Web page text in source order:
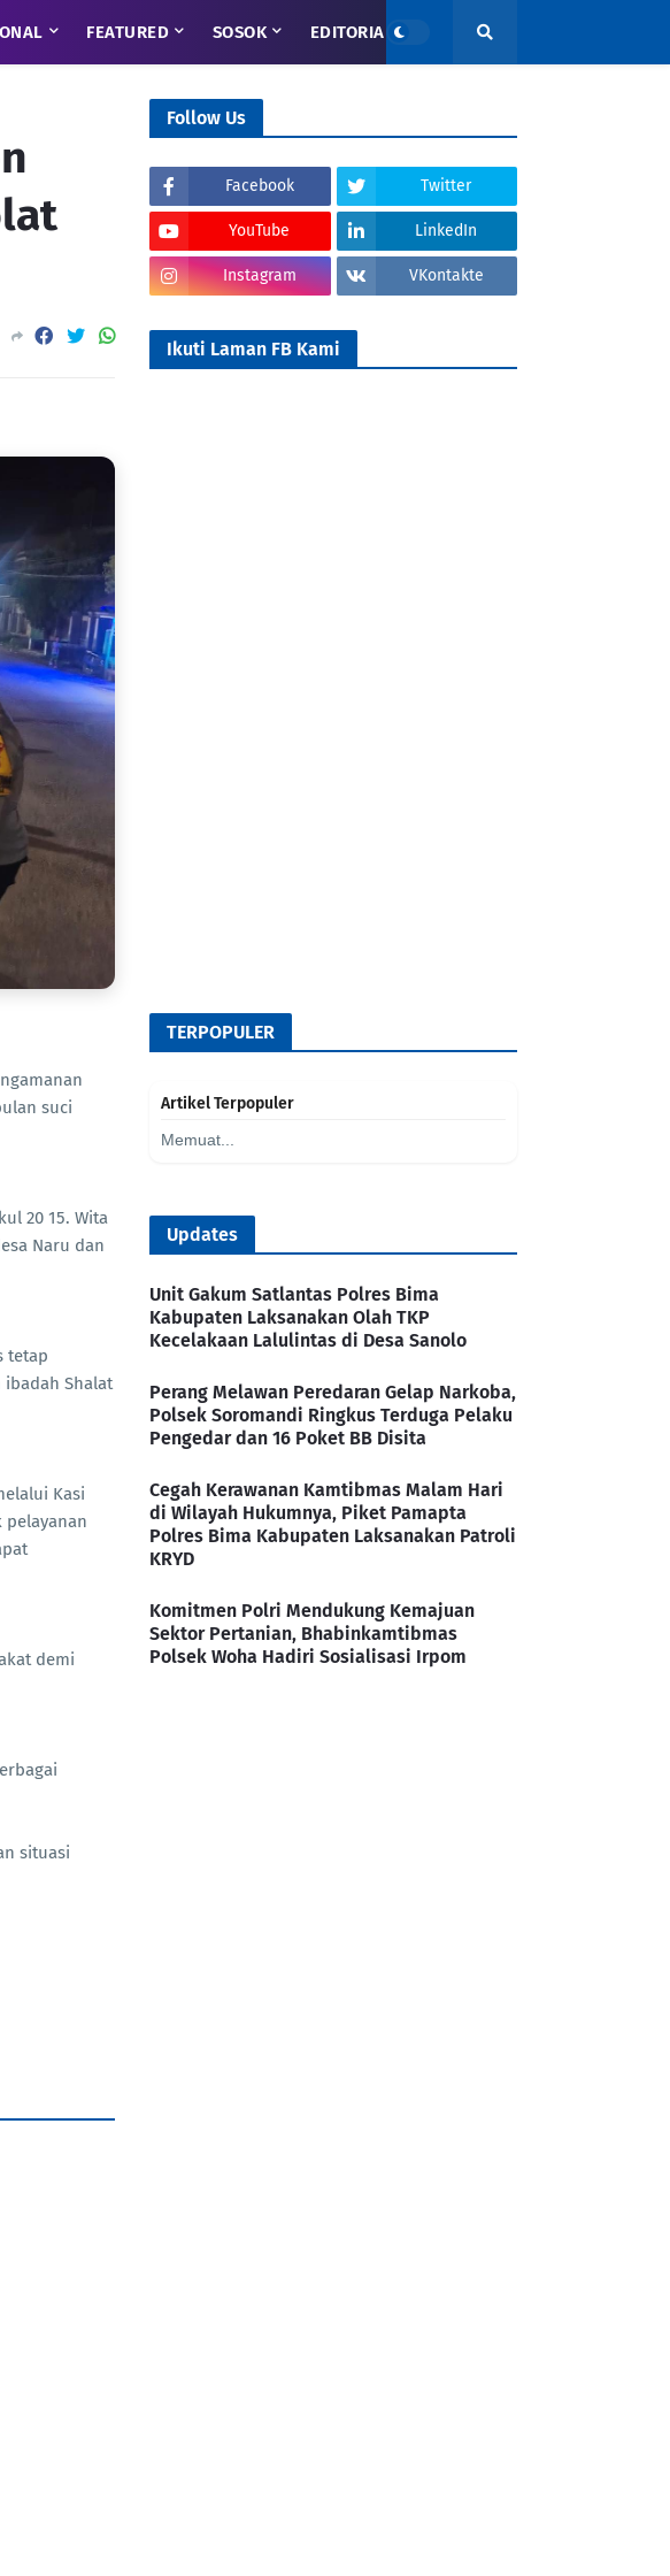
FEATURED SOSOK EDITORIAL
suci
20 15. Wita
Naru dan
tetap
ibadah Shalat
Kasi
pelayanan
demi
situasi
Follow Us
Facebook Twitter
YouTube LinkedIn
Instagram VKontakte
Ikuti Laman FB Kami
TERPOPULER
Artikel Terpopuler
Memuat...
Updates
Unit Gakum Satlantas Polres Bima
Kabupaten Laksanakan Olah TKP
Kecelakaan Lalulintas di Desa Sanolo
Perang Melawan Peredaran Gelap Narkoba,
Polsek Soromandi Ringkus Terduga Pelaku
Pengedar dan 16 Poket BB Disita
Cegah Kerawanan Kamtibmas Malam Hari
di Wilayah Hukumnya, Piket Pamapta
Polres Bima Kabupaten Laksanakan Patroli
KRYD
Komitmen Polri Mendukung Kemajuan
Sektor Pertanian, Bhabinkamtibmas
Polsek Woha Hadiri Sosialisasi Irpom